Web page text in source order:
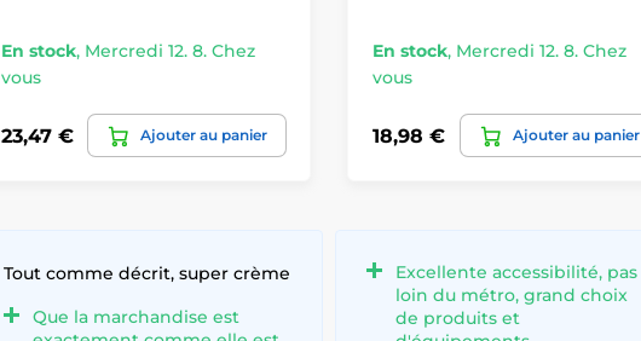
En stock, Mercredi 12. 8. Chez
vous
23,47 € Ajouter au panier
En stock, Mercredi 12. 8. Chez
vous
18,98 € Ajouter au panier
Tout comme décrit, super crème
Que la marchandise est
Excellente accessibilité, pas
loin du métro, grand choix
de produits et